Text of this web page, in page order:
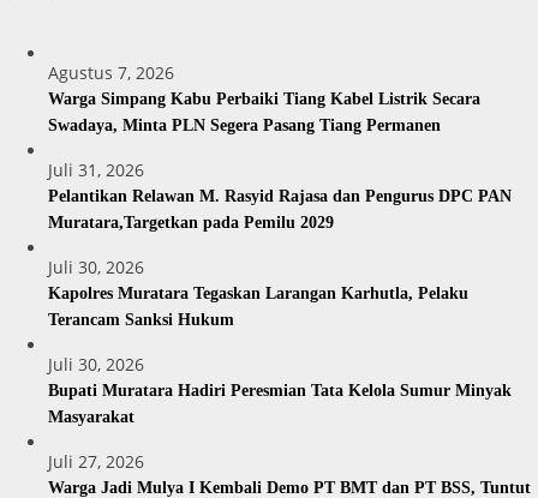
Agustus 7, 2026
Warga Simpang Kabu Perbaiki Tiang Kabel Listrik Secara
Swadaya, Minta PLN Segera Pasang Tiang Permanen
Juli 31, 2026
Pelantikan Relawan M. Rasyid Rajasa dan Pengurus DPC PAN
Muratara,Targetkan pada Pemilu 2029
Juli 30, 2026
Kapolres Muratara Tegaskan Larangan Karhutla, Pelaku
Terancam Sanksi Hukum
Juli 30, 2026
Bupati Muratara Hadiri Peresmian Tata Kelola Sumur Minyak
Masyarakat
Juli 27, 2026
Warga Jadi Mulya I Kembali Demo PT BMT dan PT BSS, Tuntut